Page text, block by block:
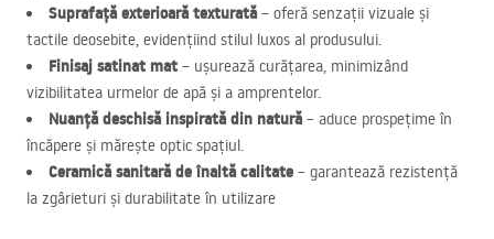
Suprafață exterioară texturată – oferă senzații vizuale și
tactile deosebite, evidențiind stilul luxos al produsului.
Finisaj satinat mat – ușurează curățarea, minimizând
vizibilitatea urmelor de apă și a amprentelor.
Nuanță deschisă inspirată din natură – aduce prospețime în
încăpere și mărește optic spațiul.
Ceramică sanitară de înaltă calitate – garantează rezistență
la zgârieturi și durabilitate în utilizare